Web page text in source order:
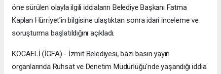
öne sürülen olayla ilgili iddiaların Belediye Başkanı Fatma
Kaplan Hürriyet'in bilgisine ulaştıktan sonra idari inceleme ve
soruşturma başlatıldığını açıkladı.
KOCAELİ (İGFA) - İzmit Belediyesi, bazı basın yayın
organlarında Ruhsat ve Denetim Müdürlüğü'nde yaşandığı iddia